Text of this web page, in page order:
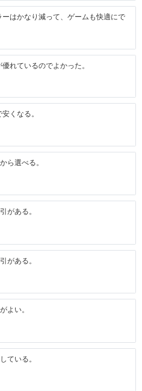
はかなり減って、ゲームも快適にで
れているのでよかった。
くなる。
ら選べる。
がある。
がある。
よい。
ている。